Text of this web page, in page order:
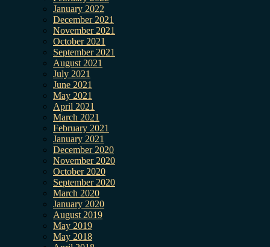
January 2022
December 2021
November 2021
October 2021
September 2021
August 2021
July 2021
June 2021
May 2021
April 2021
March 2021
February 2021
January 2021
December 2020
November 2020
October 2020
September 2020
March 2020
January 2020
August 2019
May 2019
May 2018